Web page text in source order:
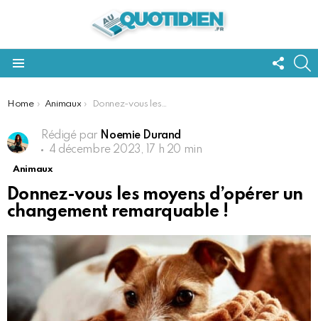
US
You are here:
Home Animaux Donnez-vous les moyens d’opérer un changement remarquable !
Rédigé par Noemie Durand
4 décembre 2023, 17 h 20 min
Animaux
Donnez-vous les moyens d’opérer un
changement remarquable !